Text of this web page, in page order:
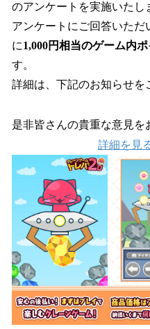
のアンケートを実施いたし
アンケートにご回答いただ
に1,000円相当のゲーム内ポ
す。
詳細は、下記のお知らせを
是非皆さんの貴重な意見を
詳細を見